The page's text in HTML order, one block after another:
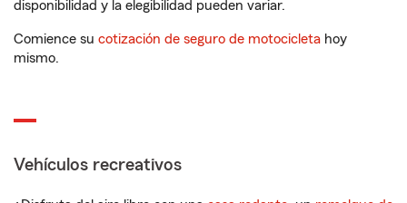
disponibilidad y la elegibilidad pueden variar.
Comience su cotización de seguro de motocicleta hoy
mismo.
Vehículos recreativos